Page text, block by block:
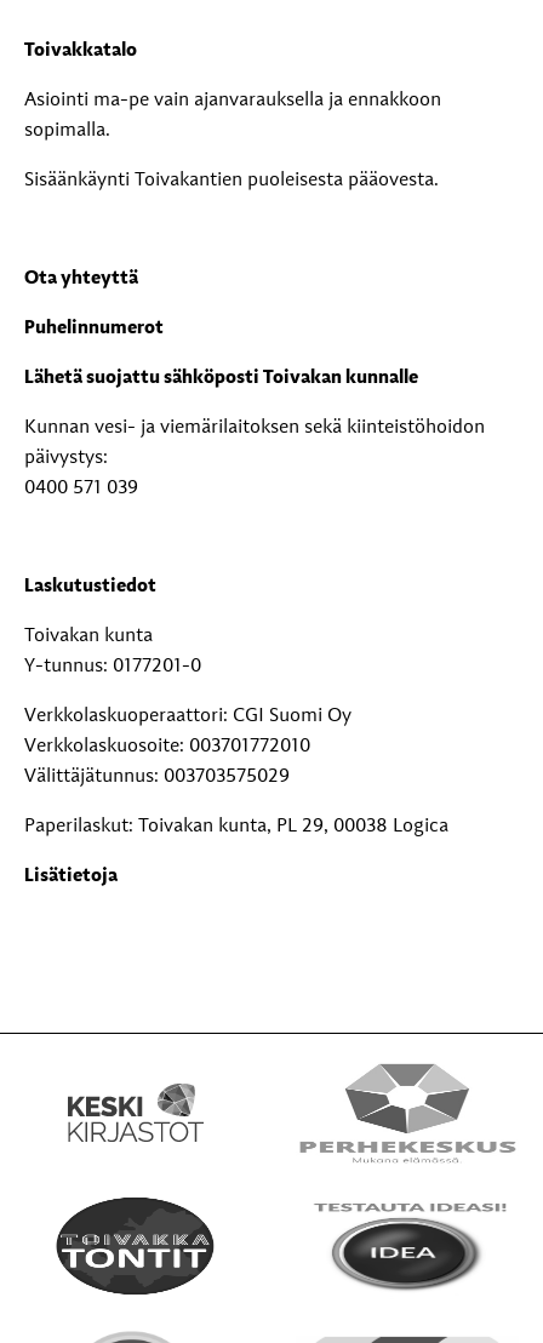
Toivakkatalo
Asiointi ma-pe vain ajanvarauksella ja ennakkoon
sopimalla.
Sisäänkäynti Toivakantien puoleisesta pääovesta.
Ota yhteyttä
Puhelinnumerot
Lähetä suojattu sähköposti Toivakan kunnalle
Kunnan vesi- ja viemärilaitoksen sekä kiinteistöhoidon
päivystys:
0400 571 039
Laskutustiedot
Toivakan kunta
Y-tunnus: 0177201-0
Verkkolaskuoperaattori: CGI Suomi Oy
Verkkolaskuosoite: 003701772010
Välittäjätunnus: 003703575029
Paperilaskut: Toivakan kunta, PL 29, 00038 Logica
Lisätietoja